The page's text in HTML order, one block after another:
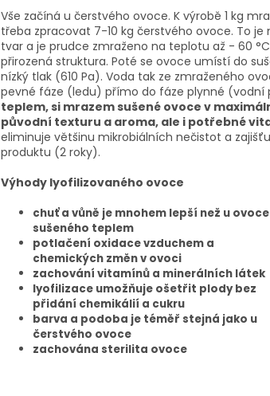
Vše začíná u čerstvého ovoce. K výrobě 1 kg
třeba zpracovat 7-10 kg čerstvého ovoce. To je
tvar a je prudce zmraženo na teplotu až - 60
přirozená struktura. Poté se ovoce umístí do
nízký tlak (610 Pa). Voda tak ze zmraženého
pevné fáze (ledu) přímo do fáze plynné (vodní
teplem, si mrazem sušené ovoce v
původní texturu a aroma, ale i potřebné
eliminuje většinu mikrobiálních nečistot a
produktu (2 roky).
Výhody lyofilizovaného ovoce
chuť a vůně je mnohem lepší než u ovoce
sušeného teplem
potlačení oxidace vzduchem a
chemických změn v ovoci
zachování vitamínů a minerálních látek
lyofilizace umožňuje ošetřit plody bez
přidání chemikálií a cukru
barva a podoba je téměř stejná jako u
čerstvého ovoce
zachována sterilita ovoce